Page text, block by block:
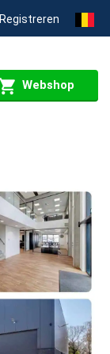
Registreren
Webshop